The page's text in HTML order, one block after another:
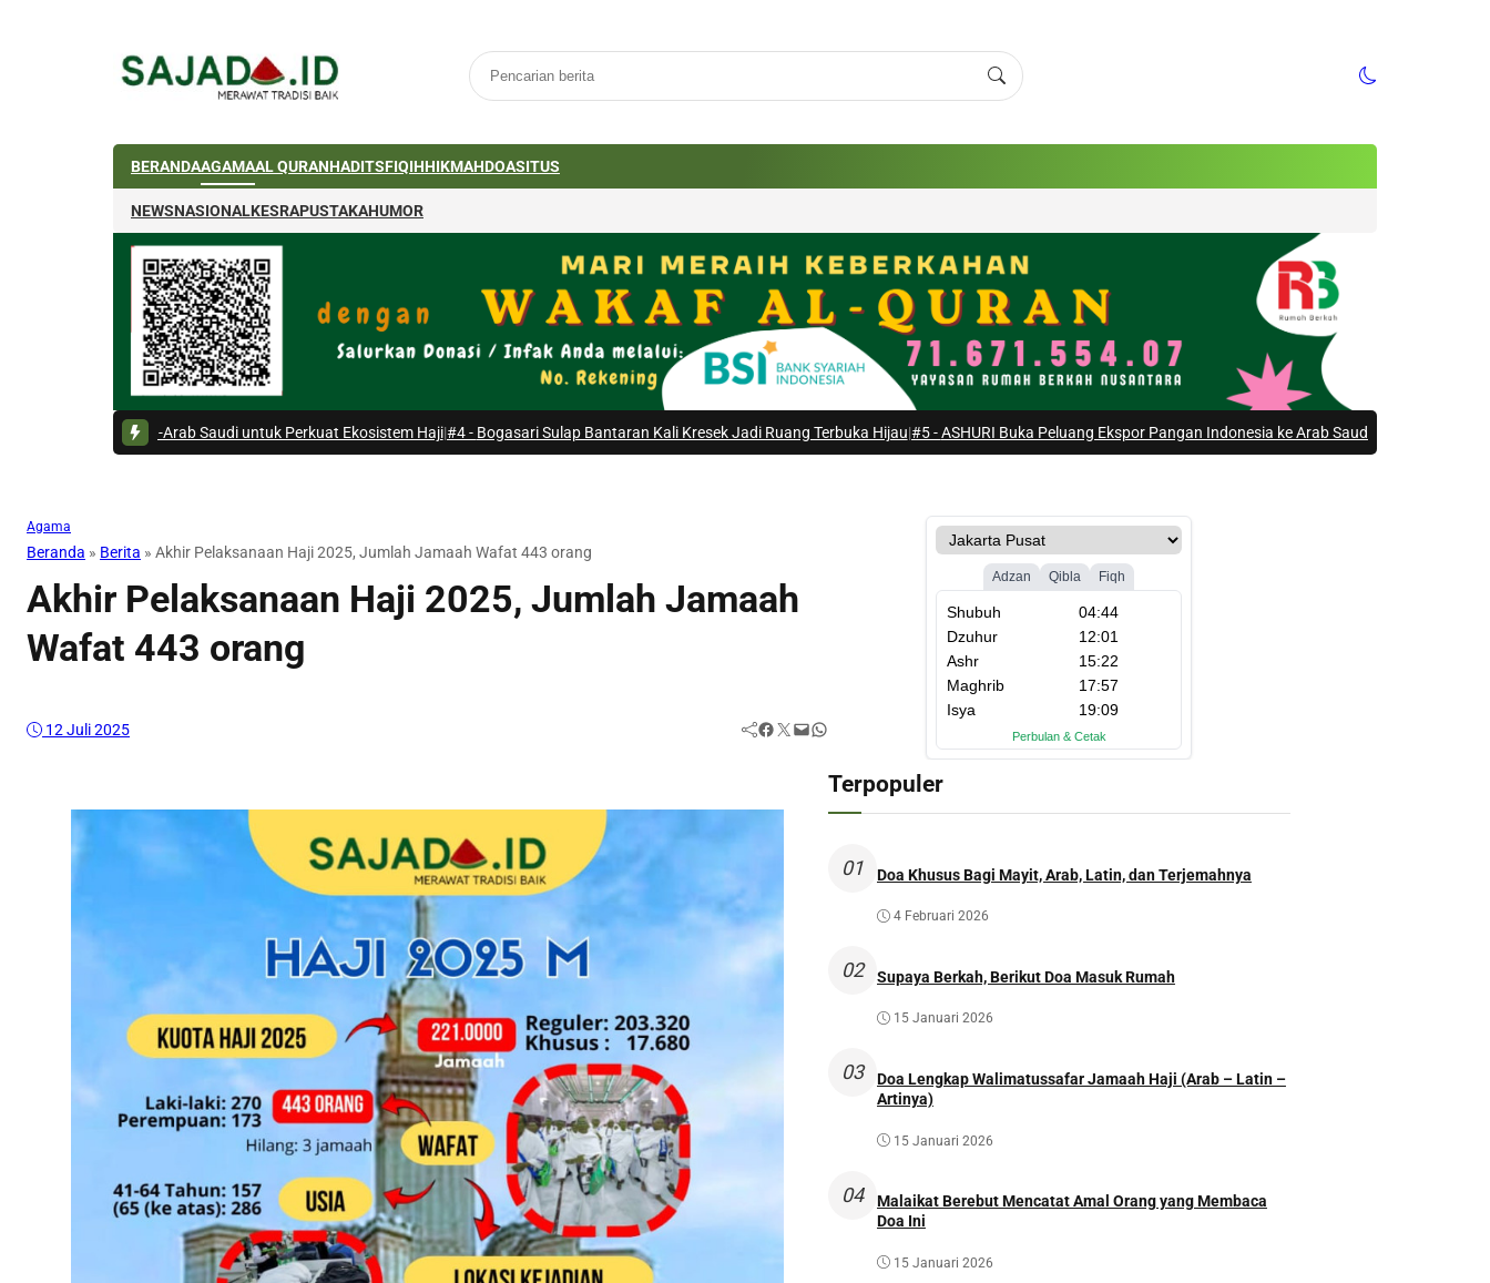
BERANDAAGAMAAL QURANHADITSFIQIHHIKMAHDOASITUS
NEWSNASIONALKESRAPUSTAKAHUMOR
Arab Saudi untuk Perkuat Ekosistem Haji|#4 -Bogasari Sulap Bantaran Kali Kresek Jadi Ruang Terbuka Hijau|#5 -ASHURI Buka Peluang Ekspor Pangan Indonesia ke Arab Saudi
Agama
Beranda » Berita » Akhir Pelaksanaan Haji 2025, Jumlah Jamaah Wafat 443 orang
Akhir Pelaksanaan Haji 2025, Jumlah Jamaah
Wafat 443 orang
12 Juli 2025 Facebook Twitter Mail WhatsApp
Terpopuler
01 Doa Khusus Bagi Mayit, Arab, Latin, dan Terjemahnya
4 Februari 2026
02 Supaya Berkah, Berikut Doa Masuk Rumah
15 Januari 2026
03
Doa Lengkap Walimatussafar Jamaah Haji (Arab – Latin –
Artinya)
15 Januari 2026
04
Malaikat Berebut Mencatat Amal Orang yang Membaca
Doa Ini
15 Januari 2026